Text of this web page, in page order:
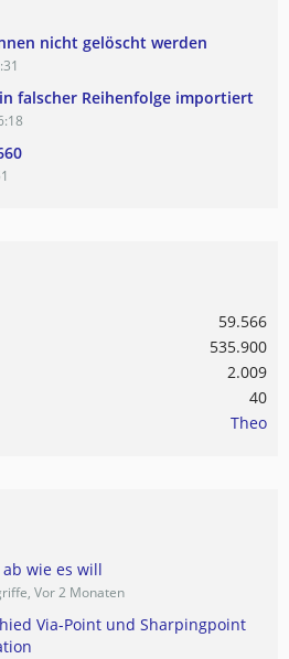
nicht gelöscht werden
falscher Reihenfolge importiert
59.566
535.900
2.009
40
Theo
wie es will
Vor 2 Monaten
Via-Point und Sharpingpoint